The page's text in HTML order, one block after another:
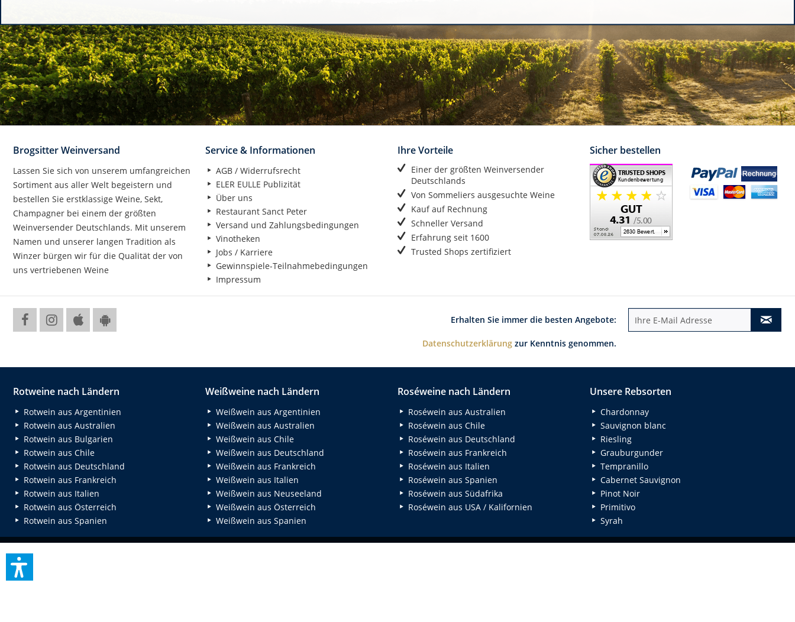
Brogsitter Weinversand
Lassen Sie sich von unserem umfangreichen
Sortiment aus aller Welt begeistern und
bestellen Sie erstklassige Weine, Sekt,
Champagner bei einem der größten
Weinversender Deutschlands. Mit unserem
Namen und unserer langen Tradition als
Winzer bürgen wir für die Qualität der von
uns vertriebenen Weine
Service & Informationen
AGB / Widerrufsrecht
ELER EULLE Publizität
Über uns
Restaurant Sanct Peter
Versand und Zahlungsbedingungen
Vinotheken
Jobs / Karriere
Gewinnspiele-Teilnahmebedingungen
Impressum
Ihre Vorteile
Einer der größten Weinversender
Deutschlands
Von Sommeliers ausgesuchte Weine
Kauf auf Rechnung
Schneller Versand
Erfahrung seit 1600
Trusted Shops zertifiziert
Sicher bestellen
Erhalten Sie immer die besten Angebote:
Datenschutzerklärung zur Kenntnis genommen.
Rotweine nach Ländern
Rotwein aus Argentinien
Rotwein aus Australien
Rotwein aus Bulgarien
Rotwein aus Chile
Rotwein aus Deutschland
Rotwein aus Frankreich
Rotwein aus Italien
Rotwein aus Österreich
Rotwein aus Spanien
Weißweine nach Ländern
Weißwein aus Argentinien
Weißwein aus Australien
Weißwein aus Chile
Weißwein aus Deutschland
Weißwein aus Frankreich
Weißwein aus Italien
Weißwein aus Neuseeland
Weißwein aus Österreich
Weißwein aus Spanien
Roséweine nach Ländern
Roséwein aus Australien
Roséwein aus Chile
Roséwein aus Deutschland
Roséwein aus Frankreich
Roséwein aus Italien
Roséwein aus Spanien
Roséwein aus Südafrika
Roséwein aus USA / Kalifornien
Unsere Rebsorten
Chardonnay
Sauvignon blanc
Riesling
Grauburgunder
Tempranillo
Cabernet Sauvignon
Pinot Noir
Primitivo
Syrah